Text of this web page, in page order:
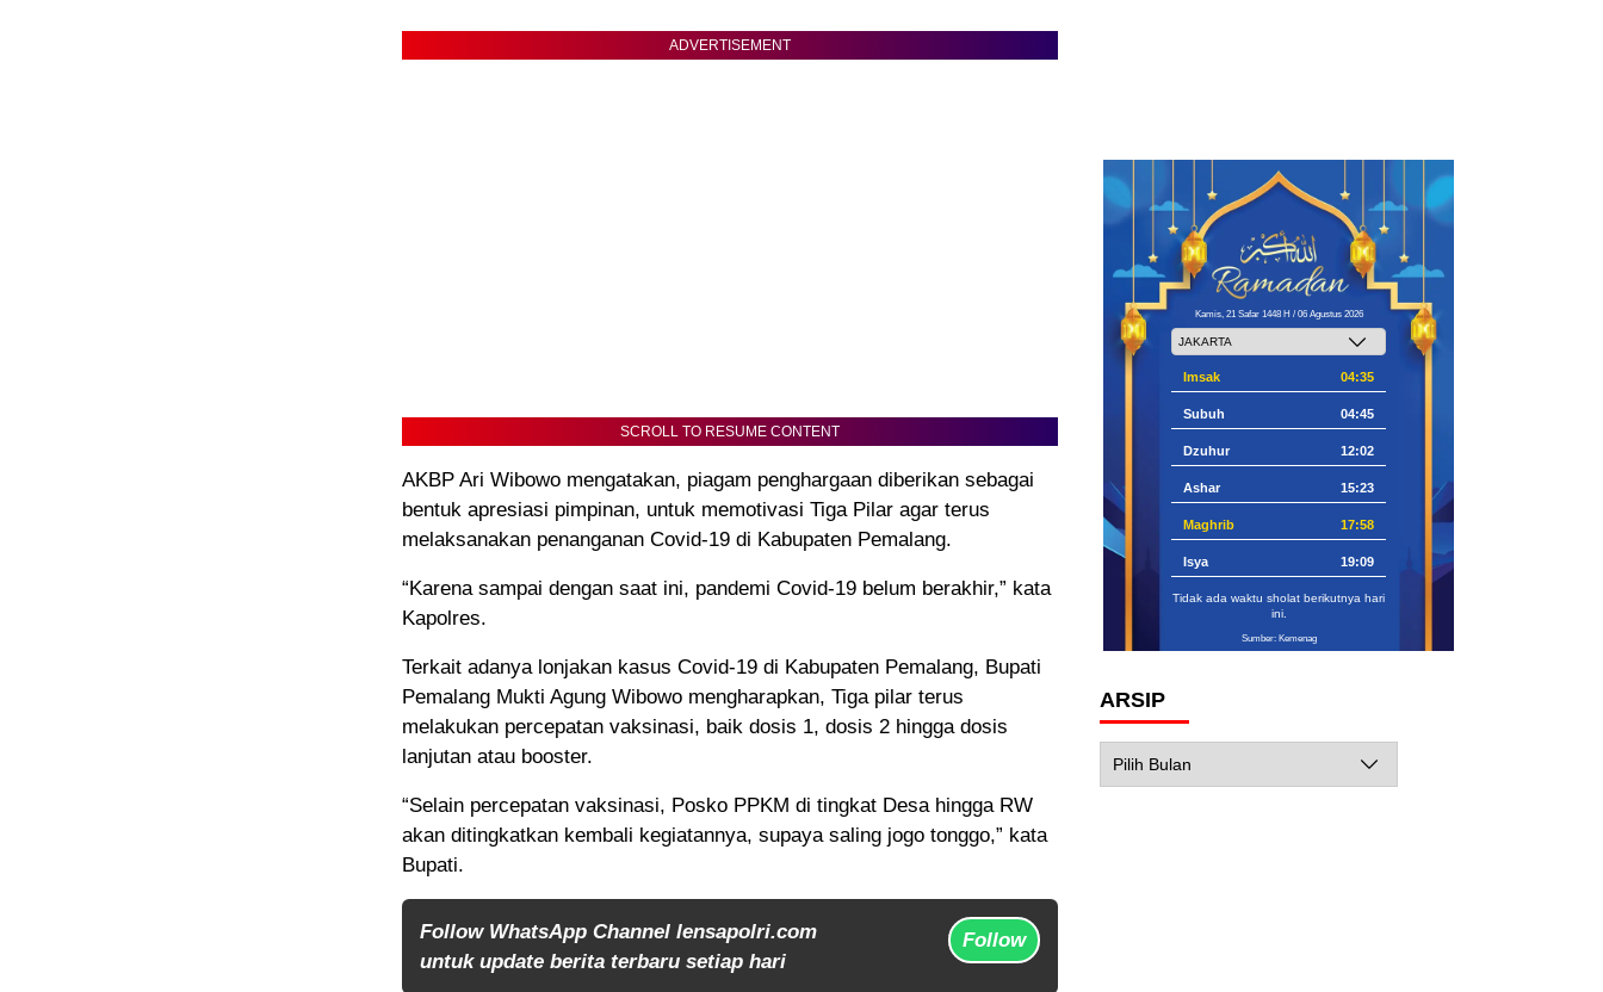
ADVERTISEMENT
SCROLL TO RESUME CONTENT
AKBP Ari Wibowo mengatakan, piagam penghargaan diberikan sebagai
bentuk apresiasi pimpinan, untuk memotivasi Tiga Pilar agar terus
melaksanakan penanganan Covid-19 di Kabupaten Pemalang.
“Karena sampai dengan saat ini, pandemi Covid-19 belum berakhir,” kata
Kapolres.
Terkait adanya lonjakan kasus Covid-19 di Kabupaten Pemalang, Bupati
Pemalang Mukti Agung Wibowo mengharapkan, Tiga pilar terus
melakukan percepatan vaksinasi, baik dosis 1, dosis 2 hingga dosis
lanjutan atau booster.
“Selain percepatan vaksinasi, Posko PPKM di tingkat Desa hingga RW
akan ditingkatkan kembali kegiatannya, supaya saling jogo tonggo,” kata
Bupati.
Follow WhatsApp Channel lensapolri.com
untuk update berita terbaru setiap hari
Follow
Kamis, 21 Safar 1448 H / 06 Agustus 2026
Imsak 04:35
Subuh 04:45
Dzuhur 12:02
Ashar 15:23
Maghrib 17:58
Isya 19:09
Tidak ada waktu sholat berikutnya hari
ini.
Sumber: Kemenag
ARSIP